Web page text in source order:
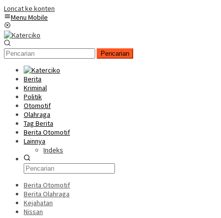
Loncat ke konten
Menu Mobile
Pencarian
Berita
Kriminal
Politik
Otomotif
Olahraga
Tag Berita
Berita Otomotif
Lainnya
Indeks
Berita Otomotif
Berita Olahraga
Kejahatan
Nissan